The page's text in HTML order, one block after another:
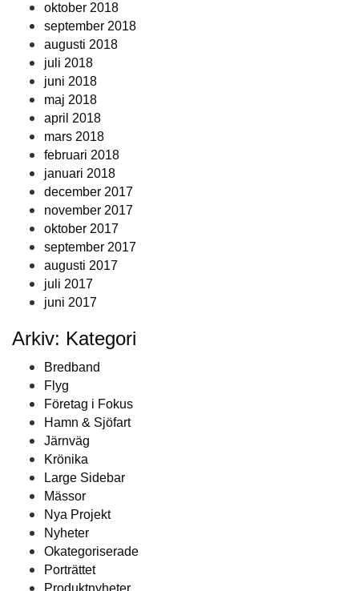
oktober 2018
september 2018
augusti 2018
juli 2018
juni 2018
maj 2018
april 2018
mars 2018
februari 2018
januari 2018
december 2017
november 2017
oktober 2017
september 2017
augusti 2017
juli 2017
juni 2017
Arkiv: Kategori
Bredband
Flyg
Företag i Fokus
Hamn & Sjöfart
Järnväg
Krönika
Large Sidebar
Mässor
Nya Projekt
Nyheter
Okategoriserade
Porträttet
Produktnyheter